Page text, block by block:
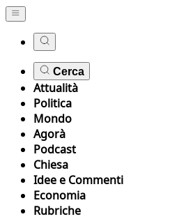
Cerca
Attualità
Politica
Mondo
Agorà
Podcast
Chiesa
Idee e Commenti
Economia
Rubriche